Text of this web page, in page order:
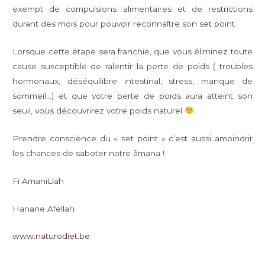
exempt de compulsions alimentaires et de restrictions
durant des mois pour pouvoir reconnaître son set point.
Lorsque cette étape sera franchie, que vous éliminez toute
cause susceptible de ralentir la perte de poids ( troubles
hormonaux, déséquilibre intestinal, stress, manque de
sommeil…) et que votre perte de poids aura atteint son
seuil, vous découvrirez votre poids naturel
Prendre conscience du « set point » c’est aussi amoindrir
les chances de saboter notre âmana !
Fi AmaniLlah
Hanane Afellah
www.naturodiet.be